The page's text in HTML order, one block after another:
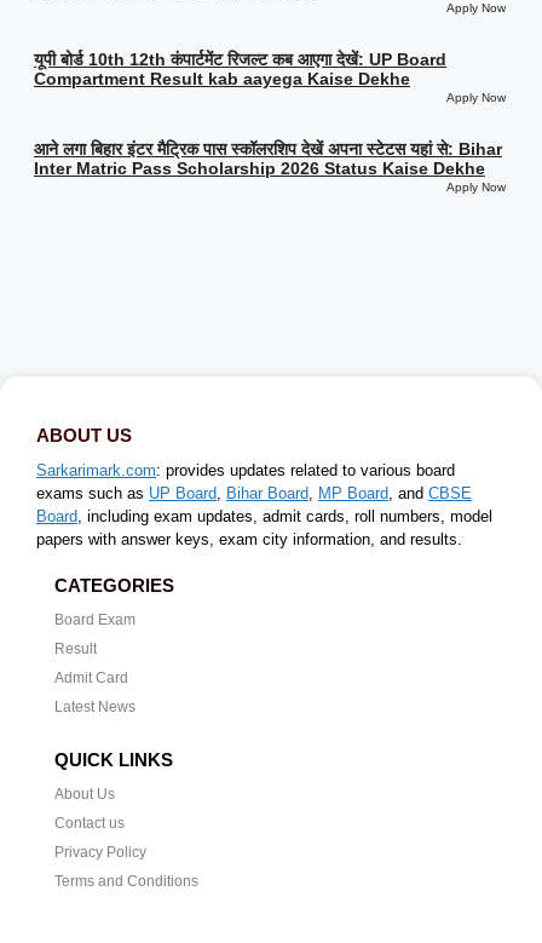
Apply Now
यूपी बोर्ड 10th 12th कंपार्टमेंट रिजल्ट कब आएगा देखें: UP Board
Compartment Result kab aayega Kaise Dekhe
Apply Now
आने लगा बिहार इंटर मैट्रिक पास स्कॉलरशिप देखें अपना स्टेटस यहां से: Bihar
Inter Matric Pass Scholarship 2026 Status Kaise Dekhe
Apply Now
ABOUT US
Sarkarimark.com: provides updates related to various board
exams such as UP Board, Bihar Board, MP Board, and CBSE
Board, including exam updates, admit cards, roll numbers, model
papers with answer keys, exam city information, and results.
CATEGORIES
Board Exam
Result
Admit Card
Latest News
QUICK LINKS
About Us
Contact us
Privacy Policy
Terms and Conditions